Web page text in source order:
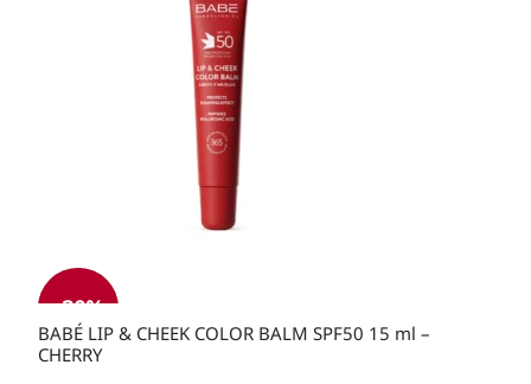
-30%
BABÉ LIP & CHEEK COLOR BALM SPF50 15 ml –
CHERRY